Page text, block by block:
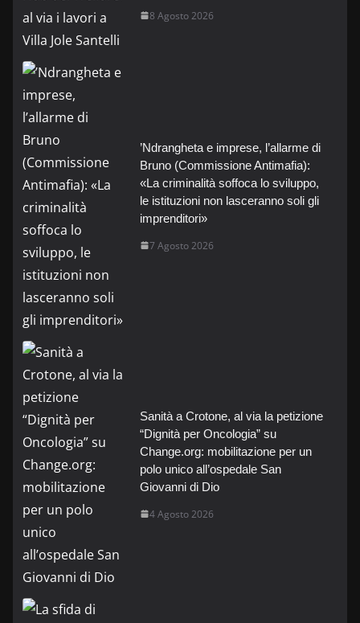
8 Agosto 2026
’Ndrangheta e imprese, l’allarme di
Bruno (Commissione Antimafia):
«La criminalità soffoca lo sviluppo,
le istituzioni non lasceranno soli gli
imprenditori»
7 Agosto 2026
Sanità a Crotone, al via la petizione
“Dignità per Oncologia” su
Change.org: mobilitazione per un
polo unico all’ospedale San
Giovanni di Dio
4 Agosto 2026